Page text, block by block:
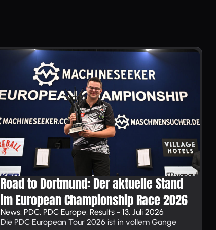
Road to Dortmund: Der aktuelle Stand
im European Championship Race 2026
News, PDC, PDC Europe, Results - 13. Juli 2026
Die PDC European Tour 2026 ist in vollem Gange